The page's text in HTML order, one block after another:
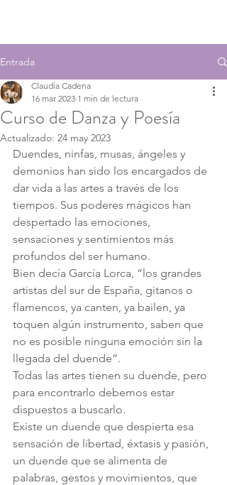
Entrada
Curso de Danza y Poesía
Claudia Cadena
16 mar 2023 1 min de lectura
Actualizado: 24 may 2023
Duendes, ninfas, musas, ángeles y
demonios han sido los encargados de
dar vida a las artes a través de los
tiempos. Sus poderes mágicos han
despertado las emociones,
sensaciones y sentimientos más
profundos del ser humano.
Bien decía García Lorca, “los grandes
artistas del sur de España, gitanos o
flamencos, ya canten, ya bailen, ya
toquen algún instrumento, saben que
no es posible ninguna emoción sin la
llegada del duende”.
Todas las artes tienen su duende, pero
para encontrarlo debemos estar
dispuestos a buscarlo.
Existe un duende que despierta esa
sensación de libertad, éxtasis y pasión,
un duende que se alimenta de
palabras, gestos y movimientos, que